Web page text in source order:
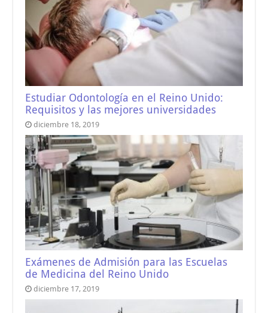
Estudiar Odontología en el Reino Unido:
Requisitos y las mejores universidades
diciembre 18, 2019
Exámenes de Admisión para las Escuelas
de Medicina del Reino Unido
diciembre 17, 2019